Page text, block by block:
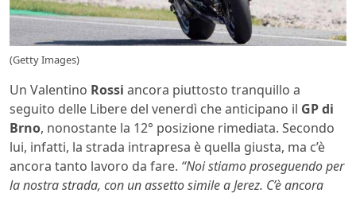
(Getty Images)
Un Valentino Rossi ancora piuttosto tranquillo a
seguito delle Libere del venerdì che anticipano il GP di
Brno, nonostante la 12° posizione rimediata. Secondo
lui, infatti, la strada intrapresa è quella giusta, ma c’è
ancora tanto lavoro da fare. “Noi stiamo proseguendo per
la nostra strada, con un assetto simile a Jerez. C’è ancora